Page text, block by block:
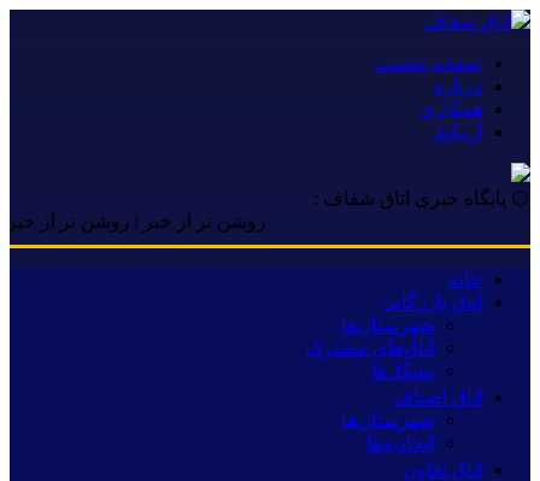
صفحه نخست
درباره
همکاری
ارتباط
۞ پایگاه خبری اتاق شفاف :
روشن تر از خبر | روشن تر از خبر |
خانه
اتاق بازرگانی
شهرستان‌ها
اتاق‌های مشترک
تشکل‌ها
اتاق اصناف
شهرستان‌ها
اتحادیه‌ها
اتاق تعاون